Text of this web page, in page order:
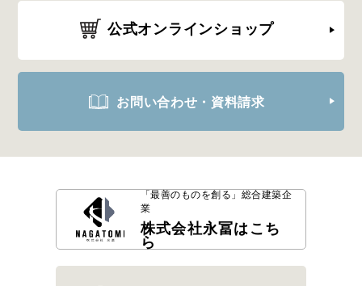
公式オンラインショップ
お問い合わせ・資料請求
「最善のものを創る」 総合建築企
業
株式会社永冨はこち
ら